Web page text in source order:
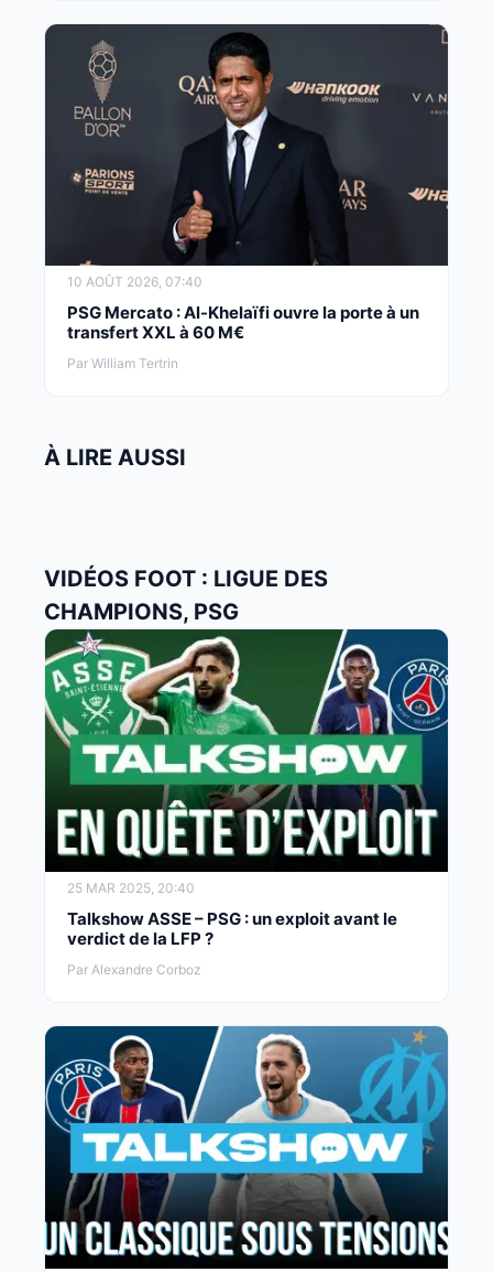
10 AOÛT 2026, 07:40
PSG Mercato : Al-Khelaïfi ouvre la porte à un
transfert XXL à 60 M€
Par William Tertrin
À LIRE AUSSI
VIDÉOS FOOT : LIGUE DES
CHAMPIONS, PSG
25 MAR 2025, 20:40
Talkshow ASSE – PSG : un exploit avant le
verdict de la LFP ?
Par Alexandre Corboz